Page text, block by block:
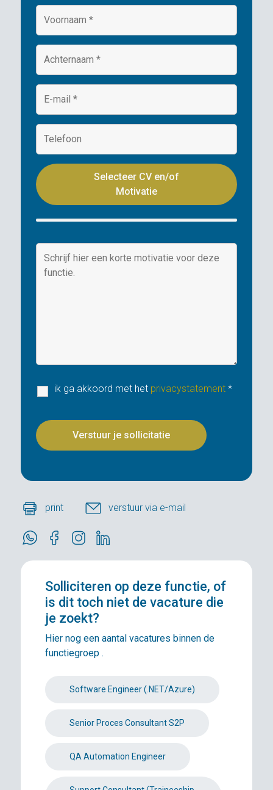
Selecteer CV en/of
Motivatie
ik ga akkoord met het privacystatement*
print verstuur via e-mail
Solliciteren op deze functie, of
is dit toch niet de vacature die
je zoekt?
Hier nog een aantal vacatures binnen de
functiegroep .
Software Engineer (.NET/Azure)
Senior Proces Consultant S2P
QA Automation Engineer